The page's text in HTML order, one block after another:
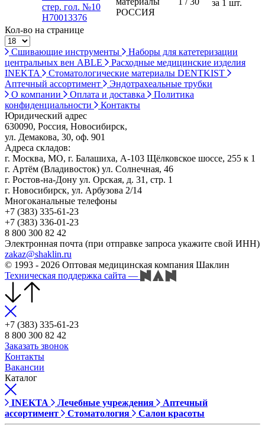
стер. гол. №10
Н70013376
РОССИЯ
за 1 шт.
Кол-во на странице
Сшивающие инструменты
Наборы для катетеризации
центральных вен ABLE
Расходные медицинские изделия
INEKTA
Стоматологические материалы DENTKIST
Аптечный ассортимент
Эндотрахеальные трубки
О компании
Оплата и доставка
Политика
конфиденциальности
Контакты
Юридический адрес
630090, Россия, Новосибирск,
ул. Демакова, 30, оф. 901
Адреса складов:
г. Москва, МО, г. Балашиха, А-103 Щёлковское шоссе, 255 к 1
г. Артём (Владивосток) ул. Солнечная, 46
г. Ростов-на-Дону ул. Орская, д. 31, стр. 1
г. Новосибирск, ул. Арбузова 2/14
Многоканальные телефоны
+7 (383) 335-61-23
+7 (383) 336-01-23
8 800 300 82 42
Электронная почта (при отправке запроса укажите свой ИНН)
zakaz@shaklin.ru
© 1993 - 2026 Оптовая медицинская компания Шаклин
Техническая поддержка сайта —
+7 (383) 335-61-23
8 800 300 82 42
Заказать звонок
Контакты
Вакансии
Каталог
INEKTA Лечебные учреждения
Аптечный
ассортимент
Стоматология Салон красоты